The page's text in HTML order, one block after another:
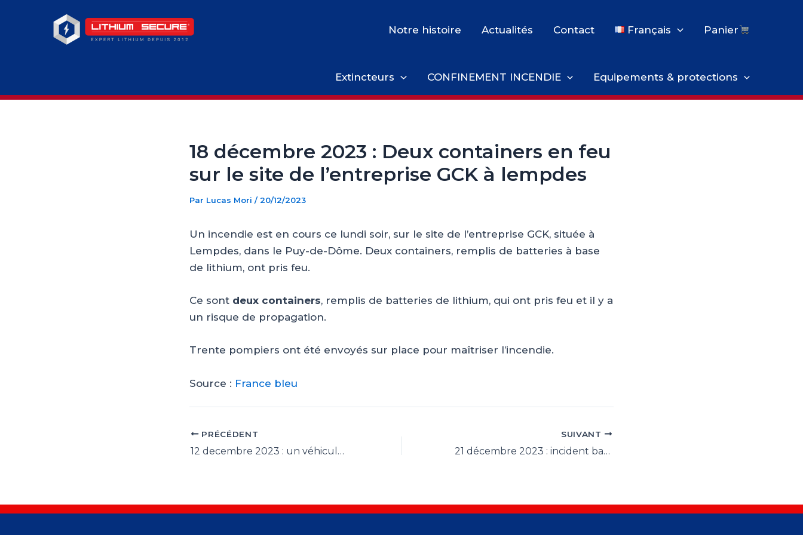
Notre histoire Actualités Contact Français Panier
Extincteurs CONFINEMENT INCENDIE Equipements & protections
18 décembre 2023 : Deux containers en feu
sur le site de l’entreprise GCK à lempdes
Par Lucas Mori /20/12/2023
Un incendie est en cours ce lundi soir, sur le site de l’entreprise GCK, située à
Lempdes, dans le Puy-de-Dôme. Deux containers, remplis de batteries à base
de lithium, ont pris feu.
Ce sont deux containers, remplis de batteries de lithium, qui ont pris feu et il y a
un risque de propagation.
Trente pompiers ont été envoyés sur place pour maîtriser l’incendie.
Source : France bleu
Navigation
des
PRÉCÉDENT
12 decembre 2023 : un véhicule électrique a pris feu au Danemark
SUIVANT
21 décembre 2023 : incident batterie TESLA MODEL s en Belgique